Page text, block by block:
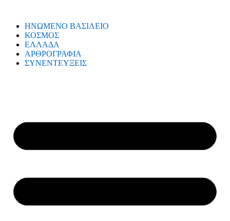
ΗΝΩΜΕΝΟ ΒΑΣΙΛΕΙΟ
ΚΟΣΜΟΣ
ΕΛΛΑΔΑ
ΑΡΘΡΟΓΡΑΦΙΑ
ΣΥΝΕΝΤΕΥΞΕΙΣ